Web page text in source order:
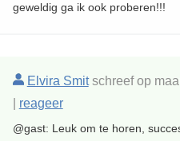
geweldig ga ik ook proberen!!!
Elvira Smitschreef op
reageer
@gast: Leuk om te horen,